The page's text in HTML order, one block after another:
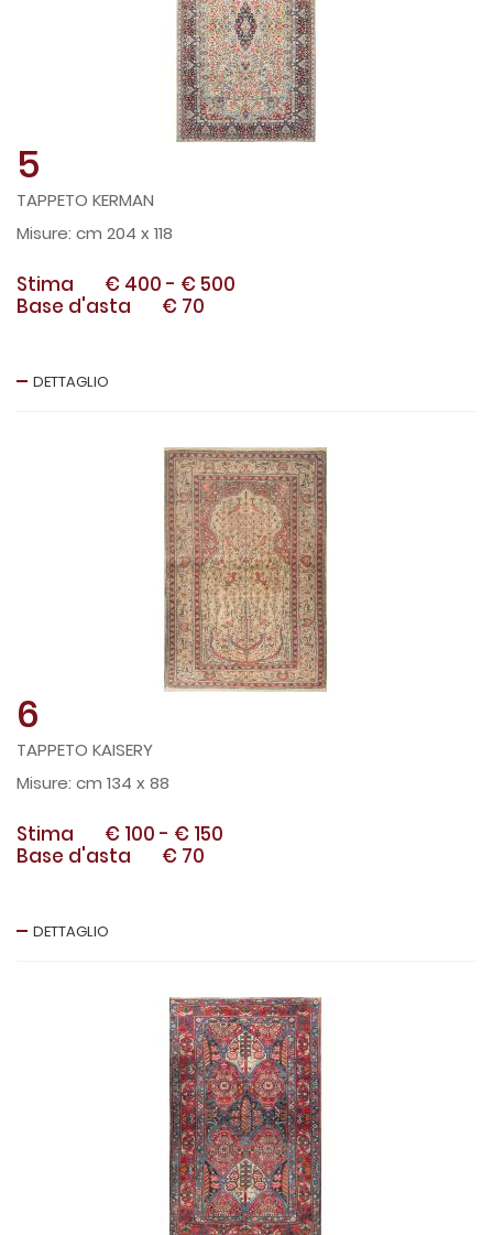
5
TAPPETO KERMAN
cm 204 x 118
Stima € 400 - € 500
Base d'asta
€ 70
DETTAGLIO
6
TAPPETO KAISERY
cm 134 x 88
Stima € 100 - € 150
Base d'asta
€ 70
DETTAGLIO